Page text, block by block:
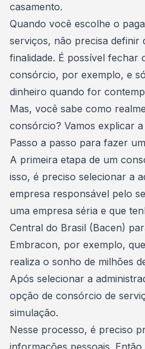
casamento.
Quando você escolhe o
serviços, não precisa definir
finalidade. É possível fechar
consórcio, por exemplo, e
dinheiro quando for
Mas, você sabe como
consórcio? Vamos explicar a
Passo a passo para fazer
A primeira etapa de um
isso, é preciso selecionar a
empresa responsável pelo
uma empresa séria e que
Central do Brasil (Bacen)
Embracon, por exemplo,
realiza o sonho de milhões
Após selecionar a
opção de consórcio de
simulação.
Nesse processo, é preciso
informações pessoais.